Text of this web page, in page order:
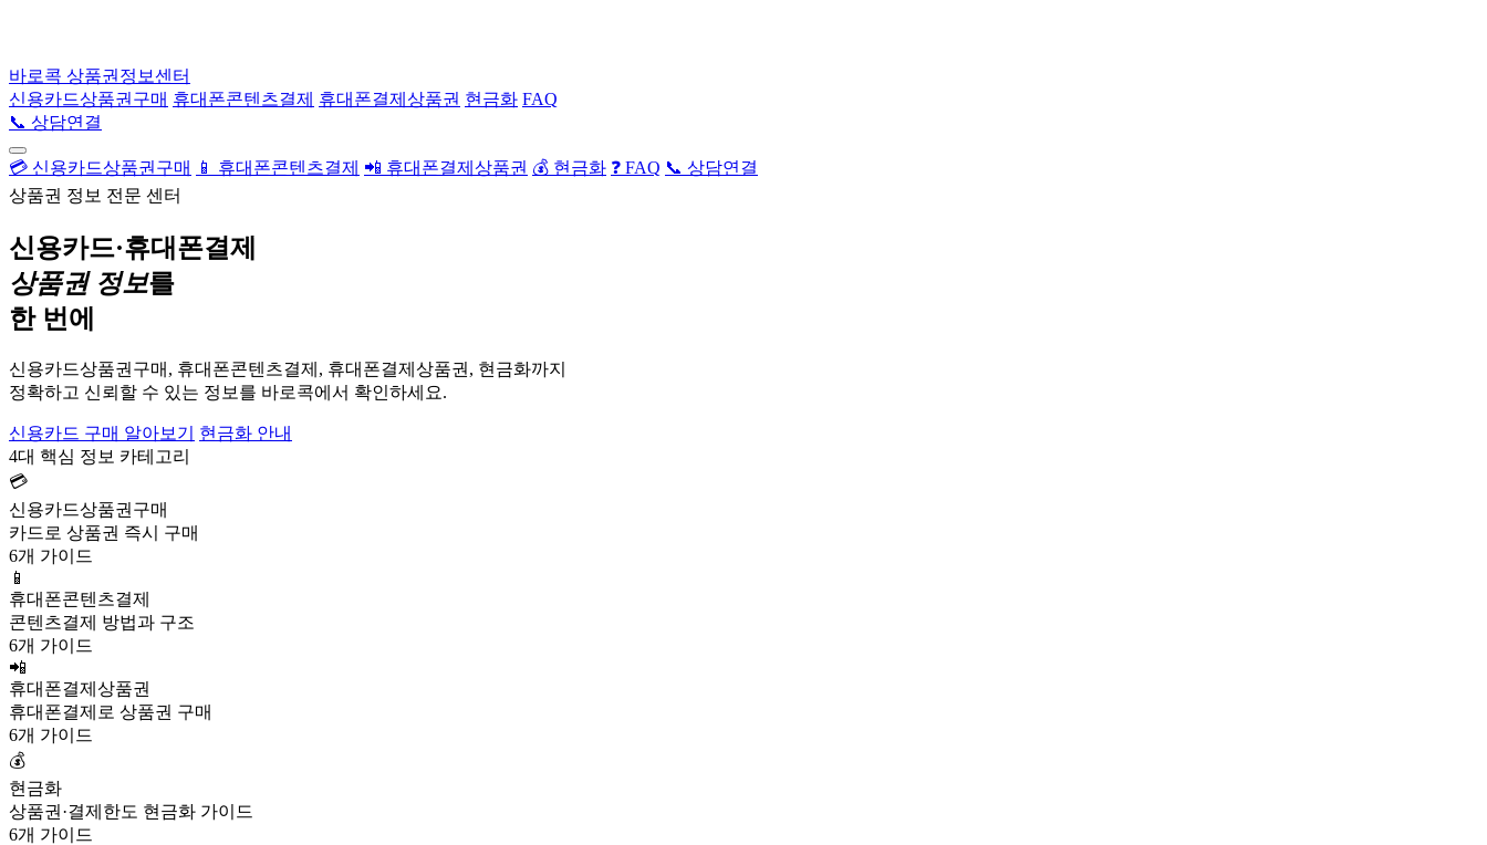
바로콕 상품권정보센터
신용카드상품권구매 휴대폰콘텐츠결제 휴대폰결제상품권 현금화 FAQ
📞 상담연결
💳 신용카드상품권구매 📱 휴대폰콘텐츠결제 📲 휴대폰결제상품권 💰 현금화 ❓ FAQ 📞 상담연결
상품권 정보 전문 센터
신용카드·휴대폰결제
상품권 정보를
한 번에
신용카드상품권구매, 휴대폰콘텐츠결제, 휴대폰결제상품권, 현금화까지
정확하고 신뢰할 수 있는 정보를 바로콕에서 확인하세요.
신용카드 구매 알아보기
현금화 안내
4대 핵심 정보 카테고리
💳
신용카드상품권구매
카드로 상품권 즉시 구매
6개 가이드
📱
휴대폰콘텐츠결제
콘텐츠결제 방법과 구조
6개 가이드
📲
휴대폰결제상품권
휴대폰결제로 상품권 구매
6개 가이드
💰
현금화
상품권·결제한도 현금화 가이드
6개 가이드